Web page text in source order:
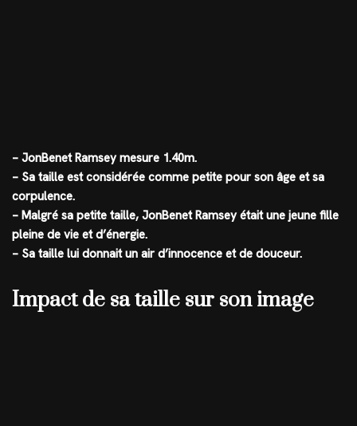
– JonBenet Ramsey mesure 1.40m.
– Sa taille est considérée comme petite pour son âge et sa
corpulence.
– Malgré sa petite taille, JonBenet Ramsey était une jeune fille
pleine de vie et d’énergie.
– Sa taille lui donnait un air d’innocence et de douceur.
Impact de sa taille sur son image